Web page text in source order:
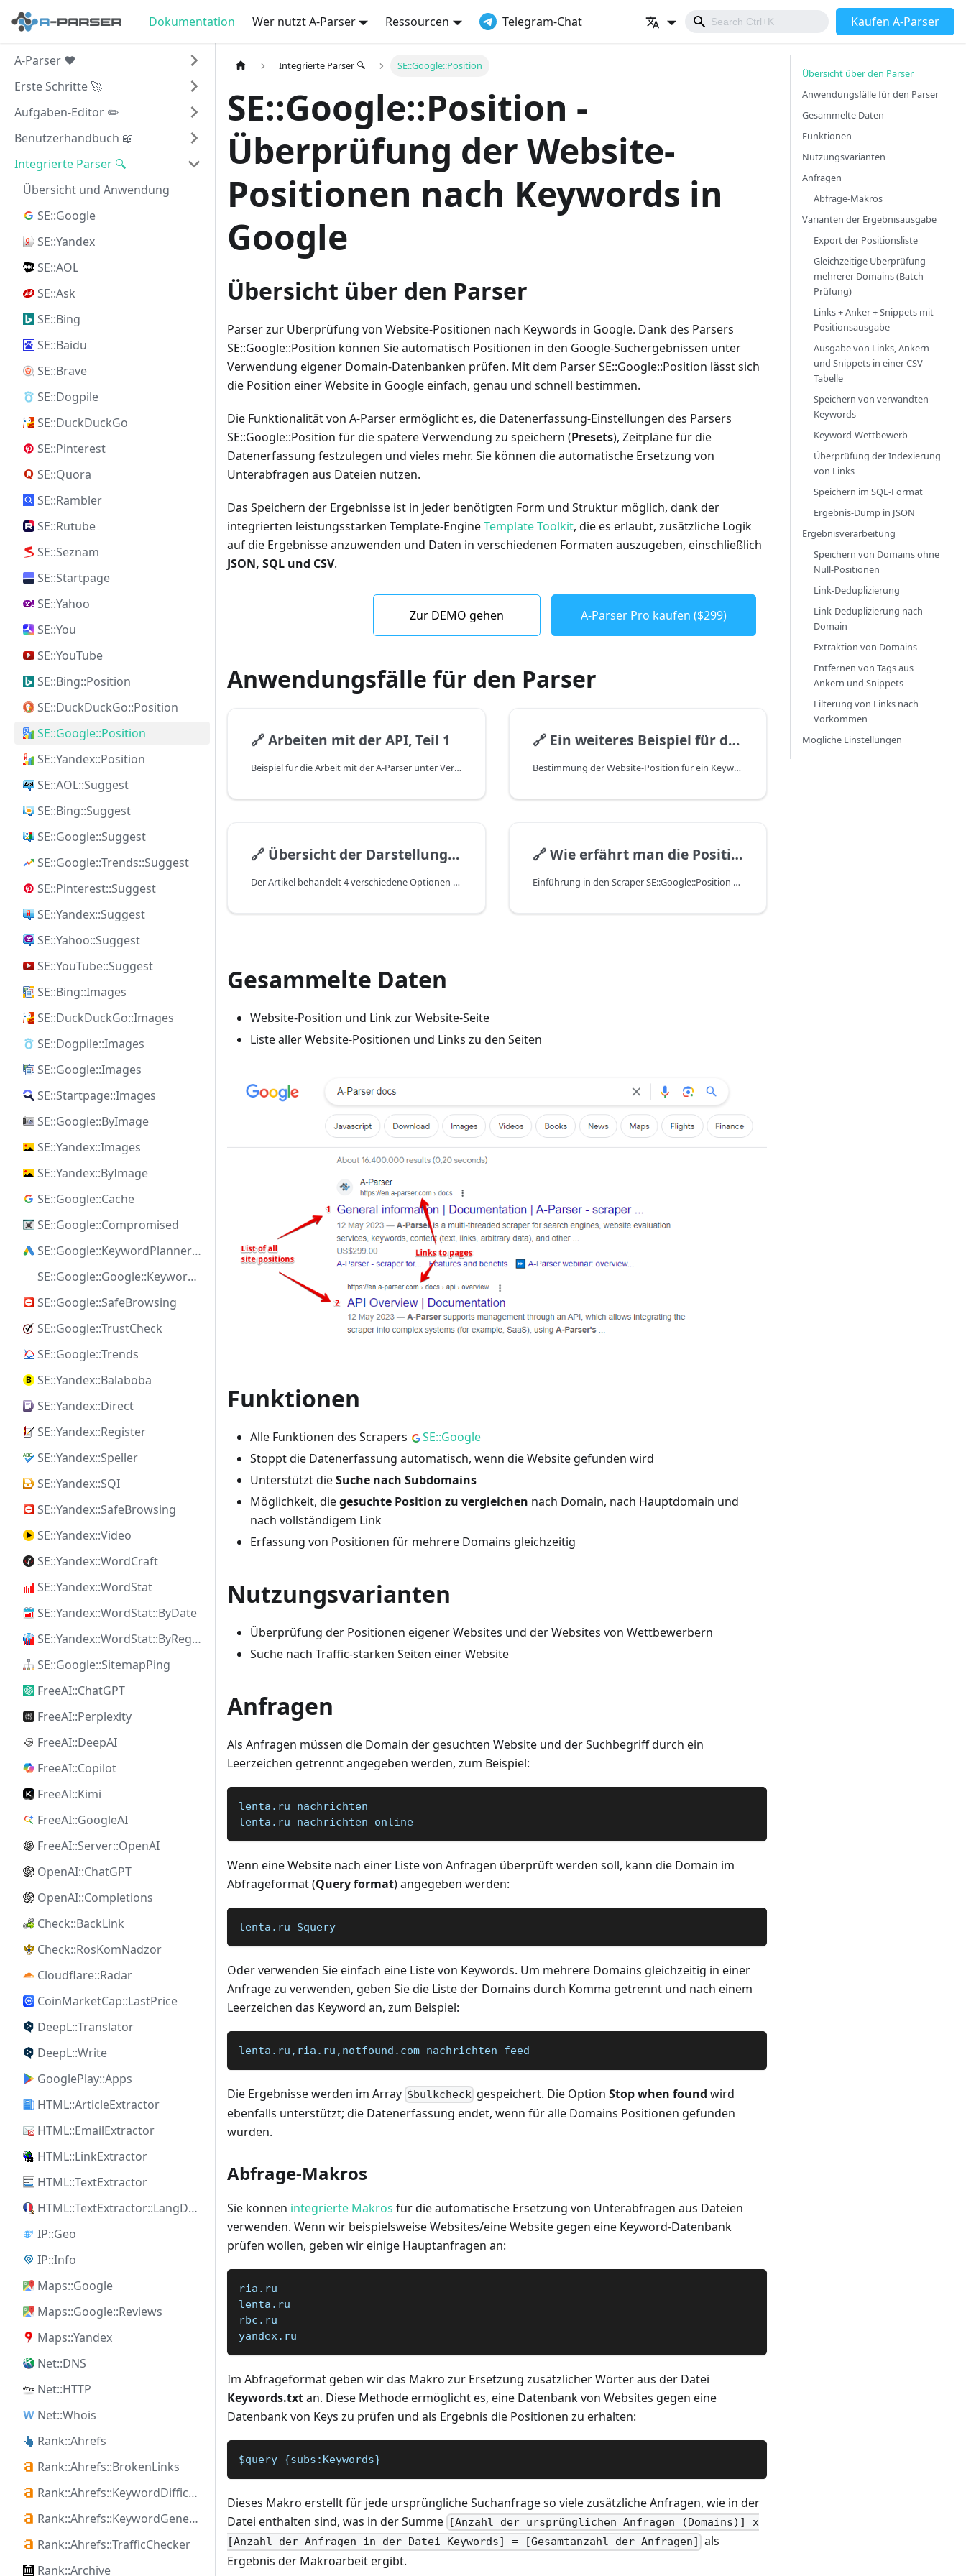
Dokumentation Wer nutzt A-Parser Ressourcen Telegram-Chat Kaufen A-Parser
A-Parser ❤️
Erste Schritte 🚀
Aufgaben-Editor ✏️
Benutzerhandbuch 📖
Integrierte Parser 🔍
Übersicht und Anwendung
SE::Google
SE::Yandex
SE::AOL
SE::Ask
SE::Bing
SE::Baidu
SE::Brave
SE::Dogpile
SE::DuckDuckGo
SE::Pinterest
SE::Quora
SE::Rambler
SE::Rutube
SE::Seznam
SE::Startpage
SE::Yahoo
SE::You
SE::YouTube
SE::Bing::Position
SE::DuckDuckGo::Position
SE::Google::Position
SE::Yandex::Position
SE::AOL::Suggest
SE::Bing::Suggest
SE::Google::Suggest
SE::Google::Trends::Suggest
SE::Pinterest::Suggest
SE::Yandex::Suggest
SE::Yahoo::Suggest
SE::YouTube::Suggest
SE::Bing::Images
SE::DuckDuckGo::Images
SE::Dogpile::Images
SE::Google::Images
SE::Startpage::Images
SE::Google::ByImage
SE::Yandex::Images
SE::Yandex::ByImage
SE::Google::Cache
SE::Google::Compromised
SE::Google::KeywordPlanner::Ideas
SE::Google::Google::KeywordPlanner::SearchVolume
SE::Google::SafeBrowsing
SE::Google::TrustCheck
SE::Google::Trends
SE::Yandex::Balaboba
SE::Yandex::Direct
SE::Yandex::Register
SE::Yandex::Speller
SE::Yandex::SQI
SE::Yandex::SafeBrowsing
SE::Yandex::Video
SE::Yandex::WordCraft
SE::Yandex::WordStat
SE::Yandex::WordStat::ByDate
SE::Yandex::WordStat::ByRegion
SE::Google::SitemapPing
FreeAI::ChatGPT
FreeAI::Perplexity
FreeAI::DeepAI
FreeAI::Copilot
FreeAI::Kimi
FreeAI::GoogleAI
FreeAI::Server::OpenAI
OpenAI::ChatGPT
OpenAI::Completions
Check::BackLink
Check::RosKomNadzor
Cloudflare::Radar
CoinMarketCap::LastPrice
DeepL::Translator
DeepL::Write
GooglePlay::Apps
HTML::ArticleExtractor
HTML::EmailExtractor
HTML::LinkExtractor
HTML::TextExtractor
HTML::TextExtractor::LangDetect
IP::Geo
IP::Info
Maps::Google
Maps::Google::Reviews
Maps::Yandex
Net::DNS
Net::HTTP
Net::Whois
Rank::Ahrefs
Rank::Ahrefs::BrokenLinks
Rank::Ahrefs::KeywordDifficulty
Rank::Ahrefs::KeywordGenerator
Rank::Ahrefs::TrafficChecker
Rank::Archive
Integrierte Parser 🔍 SE::Google::Position
SE::Google::Position -
Überprüfung der Website-
Positionen nach Keywords in
Google
Übersicht über den Parser
Parser zur Überprüfung von Website-Positionen nach Keywords in Google. Dank des Parsers
SE::Google::Position können Sie automatisch Positionen in den Google-Suchergebnissen unter
Verwendung eigener Domain-Datenbanken prüfen. Mit dem Parser SE::Google::Position lässt sich
die Position einer Website in Google einfach, genau und schnell bestimmen.
Die Funktionalität von A-Parser ermöglicht es, die Datenerfassung-Einstellungen des Parsers
SE::Google::Position für die spätere Verwendung zu speichern (Presets), Zeitpläne für die
Datenerfassung festzulegen und vieles mehr. Sie können die automatische Ersetzung von
Unterabfragen aus Dateien nutzen.
Das Speichern der Ergebnisse ist in jeder benötigten Form und Struktur möglich, dank der
integrierten leistungsstarken Template-EngineTemplate Toolkit, die es erlaubt, zusätzliche Logik
auf die Ergebnisse anzuwenden und Daten in verschiedenen Formaten auszugeben, einschließlich
JSON, SQL und CSV.
Zur DEMO gehen A-Parser Pro kaufen ($299)
Anwendungsfälle für den Parser
🔗Arbeiten mit der API, Teil 1
Beispiel für die Arbeit mit der A-Parser unter Verwendung des Position-Scrapers SE::Google::Position
🔗 Ein weiteres Beispiel für die Arbeit mit SE::Google::Position
Bestimmung der Website-Position für ein Keyword, wie im Browser des Benutzers
🔗 Übersicht der Darstellungsoptionen
Der Artikel behandelt 4 verschiedene Optionen zur Ergebnisdarstellung: Text, CSV, JSON, HTML
🔗 Wie erfährt man die Positionen für Keywords?
Einführung in den Scraper SE::Google::Position und Prüfung, an welcher Stelle in den Suchergebnissen sich ein Keyword befindet
Gesammelte Daten
Website-Position und Link zur Website-Seite
Liste aller Website-Positionen und Links zu den Seiten
Funktionen
Alle Funktionen des Scrapers
SE::Google
Stoppt die Datenerfassung automatisch, wenn die Website gefunden wird
Unterstützt dieSuche nach Subdomains
Möglichkeit, diegesuchte Position zu vergleichen nach Domain, nach Hauptdomain und
nach vollständigem Link
Erfassung von Positionen für mehrere Domains gleichzeitig
Nutzungsvarianten
Überprüfung der Positionen eigener Websites und der Websites von Wettbewerbern
Suche nach Traffic-starken Seiten einer Website
Anfragen
Als Anfragen müssen die Domain der gesuchten Website und der Suchbegriff durch ein
Leerzeichen getrennt angegeben werden, zum Beispiel:
lenta.ru nachrichten
lenta.ru nachrichten online
Wenn eine Website nach einer Liste von Anfragen überprüft werden soll, kann die Domain im
Abfrageformat (Query format) angegeben werden:
lenta.ru $query
Oder verwenden Sie einfach eine Liste von Keywords. Um mehrere Domains gleichzeitig in einer
Anfrage zu verwenden, geben Sie die Liste der Domains durch Komma getrennt und nach einem
Leerzeichen das Keyword an, zum Beispiel:
lenta.ru,ria.ru,notfound.com nachrichten feed
Die Ergebnisse werden im Array $bulkcheck gespeichert. Die OptionStop when found wird
ebenfalls unterstützt; die Datenerfassung endet, wenn für alle Domains Positionen gefunden
wurden.
Abfrage-Makros
Sie können integrierte Makros für die automatische Ersetzung von Unterabfragen aus Dateien
verwenden. Wenn wir beispielsweise Websites/eine Website gegen eine Keyword-Datenbank
prüfen wollen, geben wir einige Hauptanfragen an:
ria.ru
lenta.ru
rbc.ru
yandex.ru
Im Abfrageformat geben wir das Makro zur Ersetzung zusätzlicher Wörter aus der Datei
Keywords.txtan. Diese Methode ermöglicht es, eine Datenbank von Websites gegen eine
Datenbank von Keys zu prüfen und als Ergebnis die Positionen zu erhalten:
$query {subs:Keywords}
Dieses Makro erstellt für jede ursprüngliche Suchanfrage so viele zusätzliche Anfragen, wie in der
Datei enthalten sind, was in der Summe [Anzahl der ursprünglichen Anfragen (Domains)] x
[Anzahl der Anfragen in der Datei Keywords] = [Gesamtanzahl der Anfragen]
als
Ergebnis der Makroarbeit ergibt.
Übersicht über den Parser
Anwendungsfälle für den Parser
Gesammelte Daten
Funktionen
Nutzungsvarianten
Anfragen
Abfrage-Makros
Varianten der Ergebnisausgabe
Export der Positionsliste
Gleichzeitige Überprüfung
mehrerer Domains (Batch-
Prüfung)
Links + Anker + Snippets mit
Positionsausgabe
Ausgabe von Links, Ankern
und Snippets in einer CSV-
Tabelle
Speichern von verwandten
Keywords
Keyword-Wettbewerb
Überprüfung der Indexierung
von Links
Speichern im SQL-Format
Ergebnis-Dump in JSON
Ergebnisverarbeitung
Speichern von Domains ohne
Null-Positionen
Link-Deduplizierung
Link-Deduplizierung nach
Domain
Extraktion von Domains
Entfernen von Tags aus
Ankern und Snippets
Filterung von Links nach
Vorkommen
Mögliche Einstellungen